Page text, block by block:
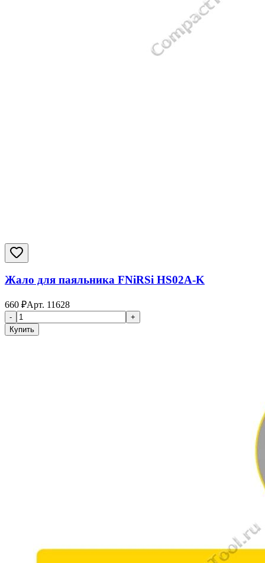
Жало для паяльника FNiRSi HS02A-K
660 ₽Арт. 11628
-
+
Купить